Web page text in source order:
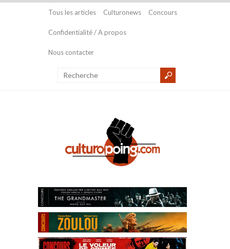
Tous les articles Culturonews Concours
Confidentialité / A propos
Nous contacter